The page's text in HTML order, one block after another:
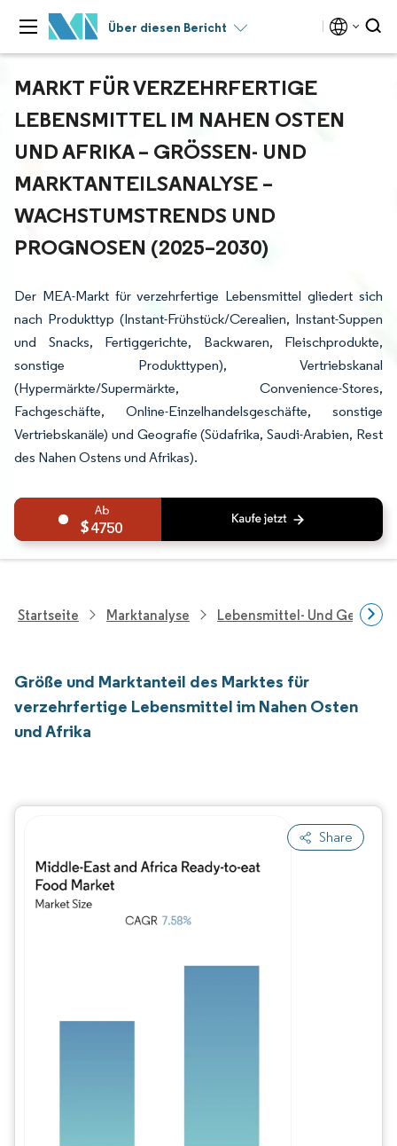
Über diesen Bericht
MARKT FÜR VERZEHRFERTIGE
LEBENSMITTEL IM NAHEN OSTEN
UND AFRIKA – GRÖSSEN- UND M
ARKTANTEILSANALYSE – W
ACHSTUMSTRENDS UND P
ROGNOSEN (2025–2030)
Der MEA-Markt für verzehrfertige Lebensmittel gliedert sich
nach Produkttyp (Instant-Frühstück/Cerealien, Instant-Suppen
und Snacks, Fertiggerichte, Backwaren, Fleischprodukte,
sonstige Produkttypen), Vertriebskanal
(Hypermärkte/Supermärkte, Convenience-Stores,
Fachgeschäfte, Online-Einzelhandelsgeschäfte, sonstige
Vertriebskanäle) und Geografie (Südafrika, Saudi-Arabien, Rest
des Nahen Ostens und Afrikas).
4750
Startseite Marktanalyse Lebensmittel- Und
Größe und Marktanteil des Marktes für
verzehrfertige Lebensmittel im Nahen Osten
und Afrika
Share